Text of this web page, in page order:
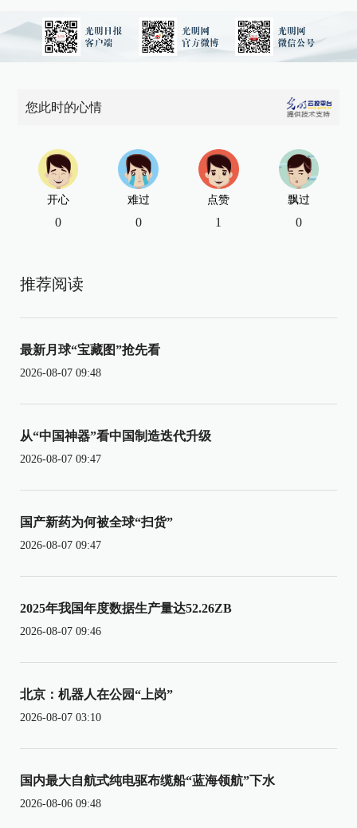
您此时的心情
开心
0
难过
0
点赞
1
飘过
0
推荐阅读
最新月球“宝藏图”抢先看
2026-08-07 09:48
从“中国神器”看中国制造迭代升级
2026-08-07 09:47
国产新药为何被全球“扫货”
2026-08-07 09:47
2025年我国年度数据生产量达52.26ZB
2026-08-07 09:46
北京：机器人在公园“上岗”
2026-08-07 03:10
国内最大自航式纯电驱布缆船“蓝海领航”下水
2026-08-06 09:48